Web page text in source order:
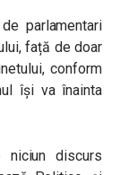
parlamentari
față de doar
conform
își va înainta
niciun discurs